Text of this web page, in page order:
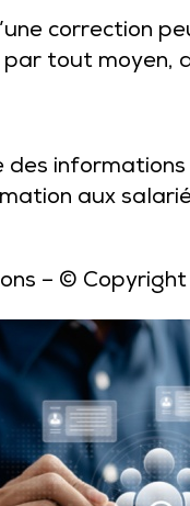
correction
tout moyen,
aux
– ©